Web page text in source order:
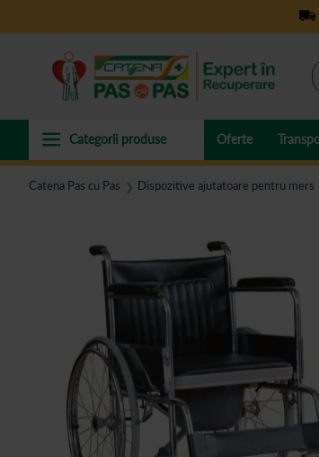
Oferte
Catena Pas cu Pas ❯ Dispozitive ajutatoare pentru mers